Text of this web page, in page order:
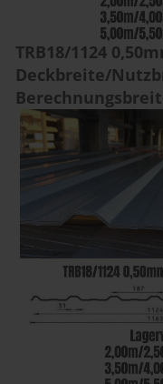
TRB18/1124
Deckbreite/